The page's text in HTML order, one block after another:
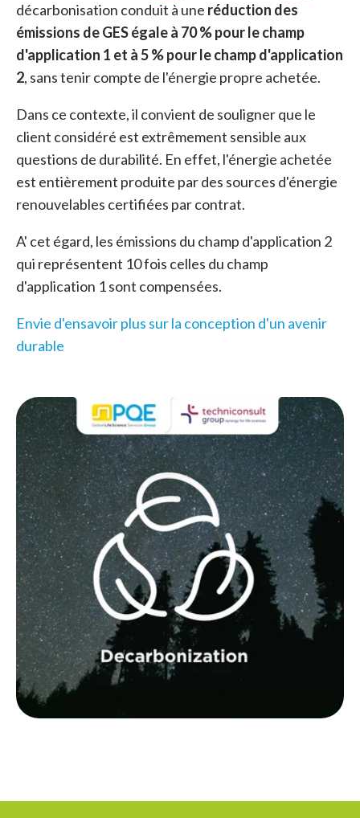
décarbonisation conduit à une réduction des
émissions de GES égale à 70 % pour le champ
d'application 1 et à 5 % pour le champ d'application
2, sans tenir compte de l'énergie propre achetée.
Dans ce contexte, il convient de souligner que le
client considéré est extrêmement sensible aux
questions de durabilité. En effet, l'énergie achetée
est entièrement produite par des sources d'énergie
renouvelables certifiées par contrat.
A' cet égard, les émissions du champ d'application 2
qui représentent 10 fois celles du champ
d'application 1 sont compensées.
Envie d'ensavoir plus sur la conception d'un avenir
durable